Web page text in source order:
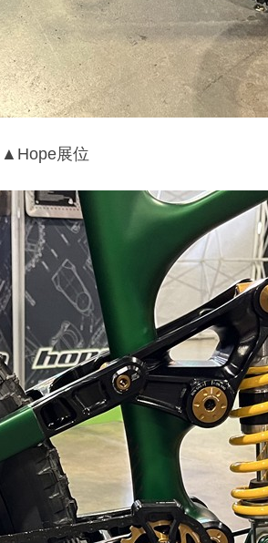
▲Hope展位